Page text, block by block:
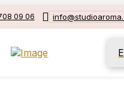
09 06